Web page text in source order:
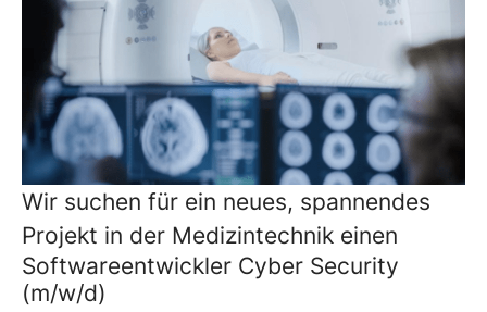
Wir suchen für ein neues, spannendes
Projekt in der Medizintechnik einen
Softwareentwickler Cyber Security
(m/w/d)